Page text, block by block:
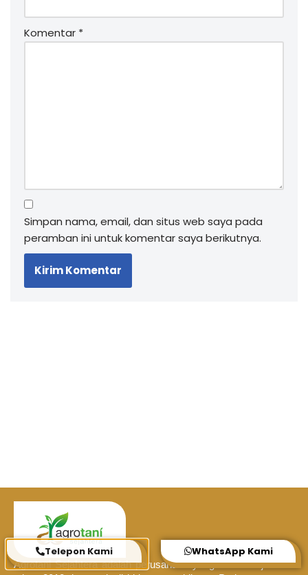
Komentar *
Simpan nama, email, dan situs web saya pada
peramban ini untuk komentar saya berikutnya.
Agrotani Sejahtera adalah perusahaan yang berdiri sejak
Telepon Kami WhatsApp Kami